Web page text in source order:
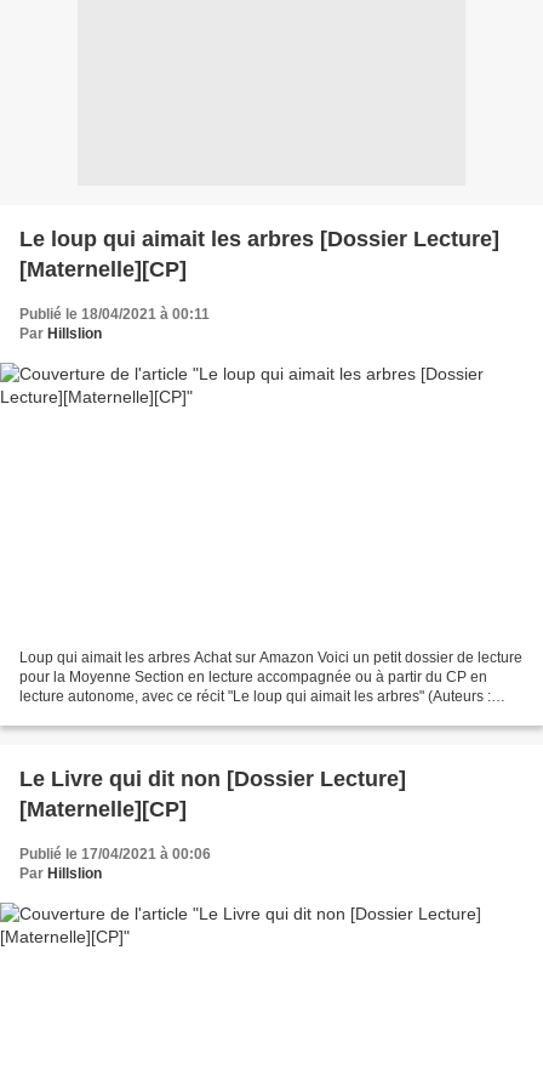
Le loup qui aimait les arbres [Dossier Lecture]
[Maternelle][CP]
Publié le 18/04/2021 à 00:11
Par Hillslion
Loup qui aimait les arbres Achat sur Amazon Voici un petit dossier de lecture
pour la Moyenne Section en lecture accompagnée ou à partir du CP en
lecture autonome, avec ce récit "Le loup qui aimait les arbres" (Auteurs :
Le Livre qui dit non [Dossier Lecture]
[Maternelle][CP]
Publié le 17/04/2021 à 00:06
Par Hillslion